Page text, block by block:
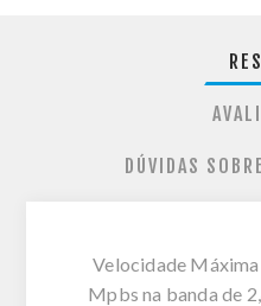
DÚVIDAS
Velocidade
Mpbs na banda de